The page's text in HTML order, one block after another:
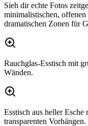
Sieh dir echte Fotos
minimalistischen,
dramatischen Zonen für
Rauchglas-Esstisch mit
Wänden.
Esstisch aus heller
transparenten Vorhängen.